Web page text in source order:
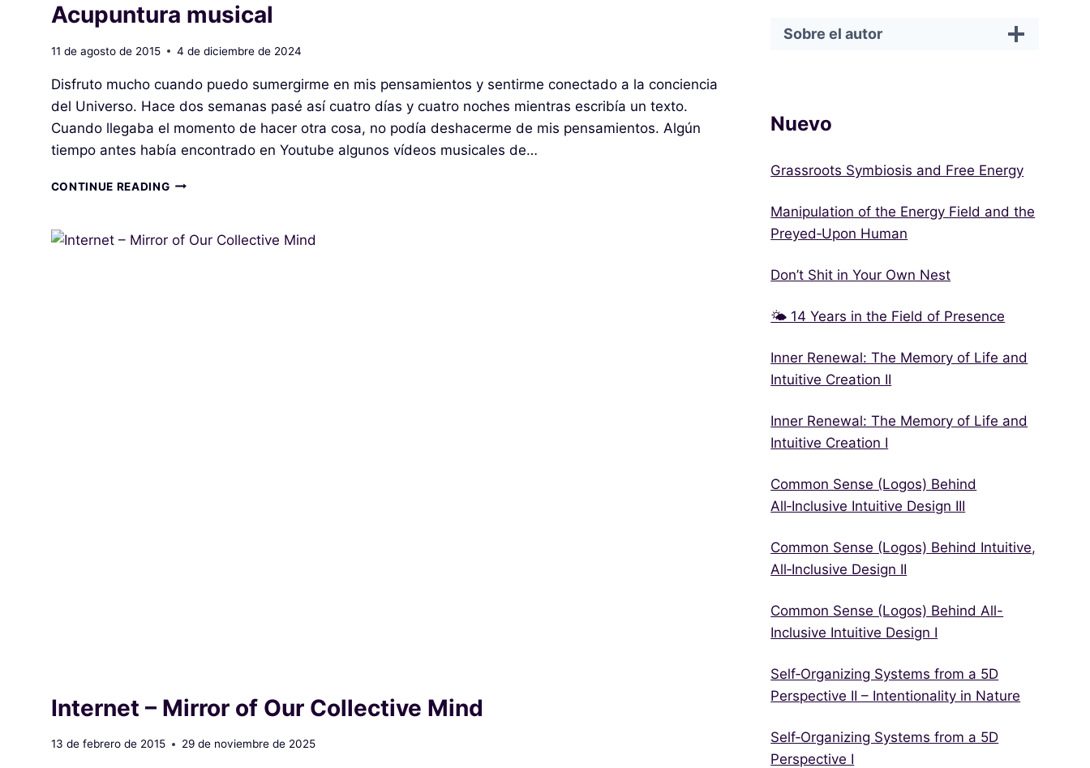
Acupuntura musical
11 de agosto de 2015 4 de diciembre de 2024
Disfruto mucho cuando puedo sumergirme en mis pensamientos y sentirme conectado a la conciencia
del Universo. Hace dos semanas pasé así cuatro días y cuatro noches mientras escribía un texto.
Cuando llegaba el momento de hacer otra cosa, no podía deshacerme de mis pensamientos. Algún
tiempo antes había encontrado en Youtube algunos vídeos musicales de…
CONTINUE READINGACUPUNTURA
Internet – Mirror of Our Collective Mind
13 de febrero de 2015 29 de noviembre de 2025
Sobre el autor
Nuevo
Grassroots Symbiosis and Free Energy
Manipulation of the Energy Field and the
Preyed‑Upon Human
Don’t Shit in Your Own Nest
🌤 14 Years in the Field of Presence
Inner Renewal: The Memory of Life and
Intuitive Creation II
Inner Renewal: The Memory of Life and
Intuitive Creation I
Common Sense (Logos) Behind
All‑Inclusive Intuitive Design III
Common Sense (Logos) Behind Intuitive,
All‑Inclusive Design II
Common Sense (Logos) Behind All-
Inclusive Intuitive Design I
Self‑Organizing Systems from a 5D
Perspective II – Intentionality in Nature
Self‑Organizing Systems from a 5D
Perspective I